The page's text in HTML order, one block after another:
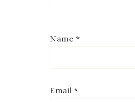
Name *
Email *